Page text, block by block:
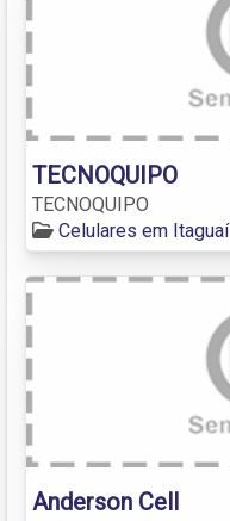
TECNOQUIPO
TECNOQUIPO
Celulares em Itaguaí
Anderson Cell